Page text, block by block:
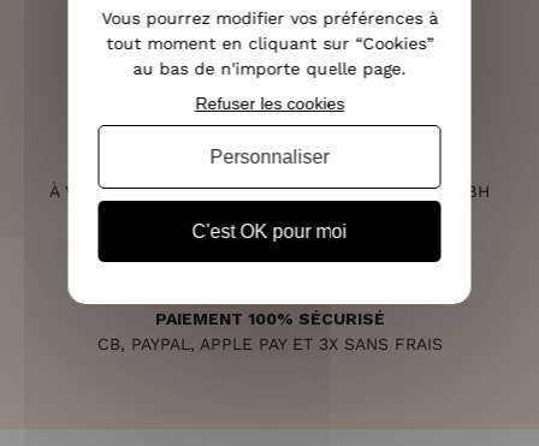
RETOURS SOUS 14 JOURS
(VOIR LES CONDITIONS)
SERVICE CLIENT
À VOTRE ÉCOUTE DU LUNDI AU SAMEDI DE 10H À 18H
PAIEMENT 100% SÉCURISÉ
CB, PAYPAL, APPLE PAY ET 3X SANS FRAIS
Vous pourrez modifier vos préférences à
tout moment en cliquant sur “Cookies”
au bas de n'importe quelle page.
C'est OK pour moi
Refuser les cookies
Personnaliser